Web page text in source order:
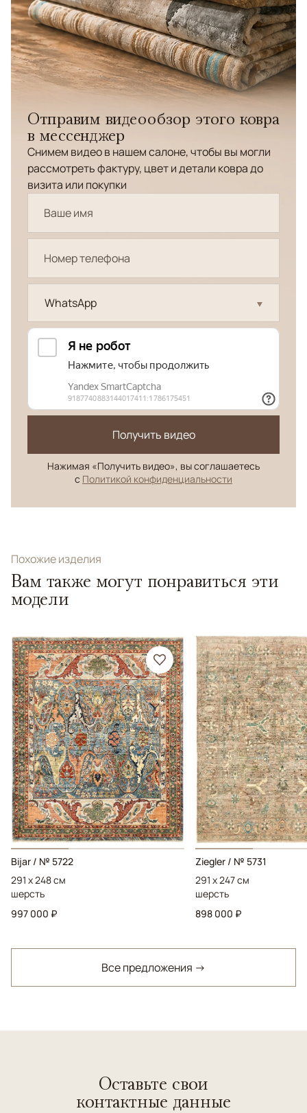
Отправим видеообзор этого ковра
в мессенджер
Снимем видео в нашем салоне, чтобы вы могли
рассмотреть фактуру, цвет и детали ковра до
визита или покупки
WhatsApp
Получить видео
Нажимая «Получить видео», вы соглашаетесь
с Политикой конфиденциальности
Похожие изделия
Вам также могут понравиться эти
модели
Bijar / № 5722
291 x 248 см
шерсть
997 000 ₽
Ziegler / № 5731
291 x 247 см
шерсть
898 000 ₽
Все предложения →
Оставьте свои
контактные данные